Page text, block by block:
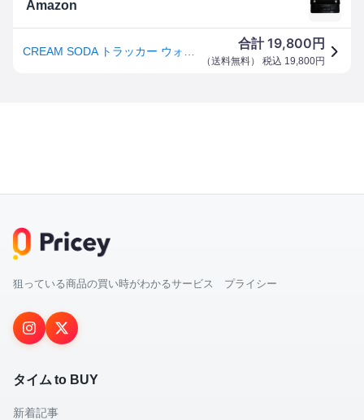
Amazon
合計19,800 円
（送料無料） 税込 19,800円
狙っている商品の買い時がわかるサービス プライシー
タイム to BUY
新着記事